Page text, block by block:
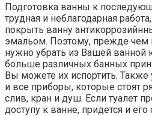
Подготовка ванны к
трудная и неблагодарная
покрыть ванну
эмальом. Поэтому, прежде чем
нужно убрать из Вашей
больше различных банных
Вы можете их испортить. Также
и все приборы, которые стоят
слив, кран и душ. Если туалет
доступу к ванне, придется и его